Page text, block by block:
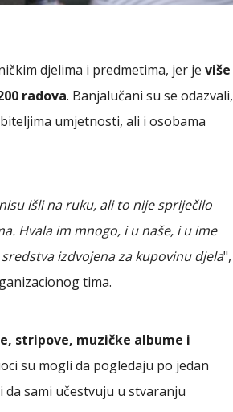
djelima i predmetima, jer je više
radova. Banjalučani su se odazvali,
umjetnosti, ali i osobama
išli na ruku, ali to nije spriječilo
Hvala im mnogo, i u naše, i u ime
izdvojena za kupovinu djela",
tima.
stripove, muzičke albume i
su mogli da pogledaju po jedan
sami učestvuju u stvaranju